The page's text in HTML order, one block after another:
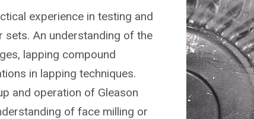
experience in testing and
sets. An understanding of the
lapping compound
in lapping techniques.
and operation of Gleason
of face milling or